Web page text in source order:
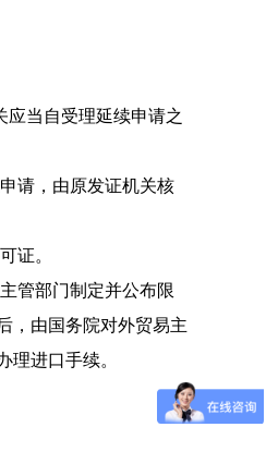
应当自受理延续申请之
请，由原发证机关核
证。
管部门制 定并公布限
，由国务院对外贸易主
理进口手续。